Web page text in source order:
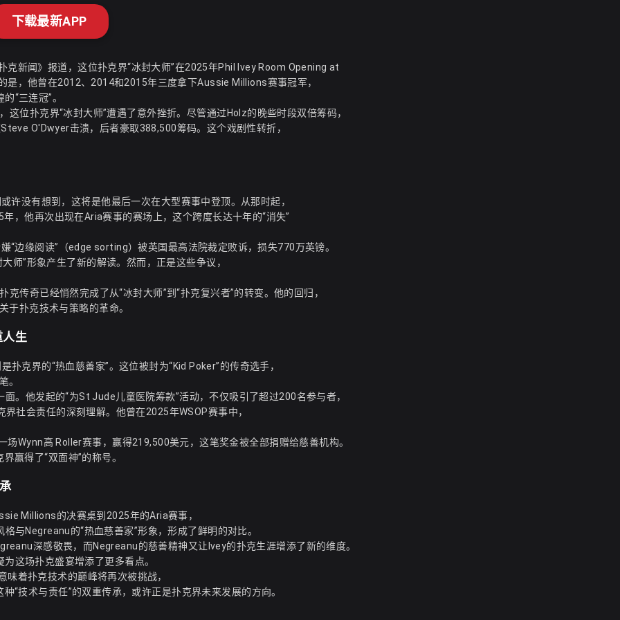
下载最新APP
新闻》报道，这位扑克界“冰封大师”在2025年Phil Ivey Room Opening at
是，他曾在2012、2014和2015年三度拿下Aussie Millions赛事冠军，
“三连冠”。
位扑克界“冰封大师”遭遇了意外挫折。尽管通过Holz的晚些时段双倍筹码，
O'Dwyer击溃，后者豪取388,500筹码。这个戏剧性转折，
没有想到，这将是他最后一次在大型赛事中登顶。从那时起，
，他再次出现在Aria赛事的赛场上，这个跨度长达十年的“消失”
“边缘阅读”（edge sorting）被英国最高法院裁定败诉，损失770万英镑。
师”形象产生了新的解读。然而，正是这些争议，
传奇已经悄然完成了从“冰封大师”到“扑克复兴者”的转变。他的回归，
于扑克技术与策略的革命。
生
克界的“热血慈善家”。这位被封为“Kid Poker”的传奇选手，
。
。他发起的“为St Jude儿童医院筹款”活动，不仅吸引了超过200名参与者，
社会责任的深刻理解。他曾在2025年WSOP赛事中，
Wynn高 Roller赛事，赢得219,500美元，这笔奖金被全部捐赠给慈善机构。
赢得了“双面神”的称号。
Millions的决赛桌到2025年的Aria赛事，
与Negreanu的“热血慈善家”形象，形成了鲜明的对比。
深感敬畏，而Negreanu的慈善精神又让Ivey的扑克生涯增添了新的维度。
这场扑克盛宴增添了更多看点。
着扑克技术的巅峰将再次被挑战，
“技术与责任”的双重传承，或许正是扑克界未来发展的方向。